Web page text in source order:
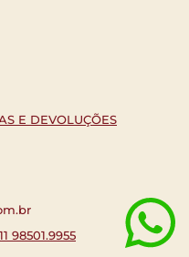
E DEVOLUÇÕES
11 98501.9955